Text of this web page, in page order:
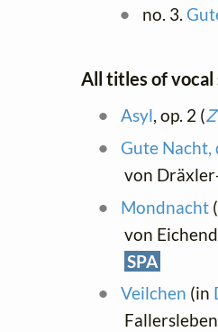
no. 3.
All titles of
Asyl, op. 2 (
Gute Nacht,
von
Mondnacht
von
SPA
Veilchen (in